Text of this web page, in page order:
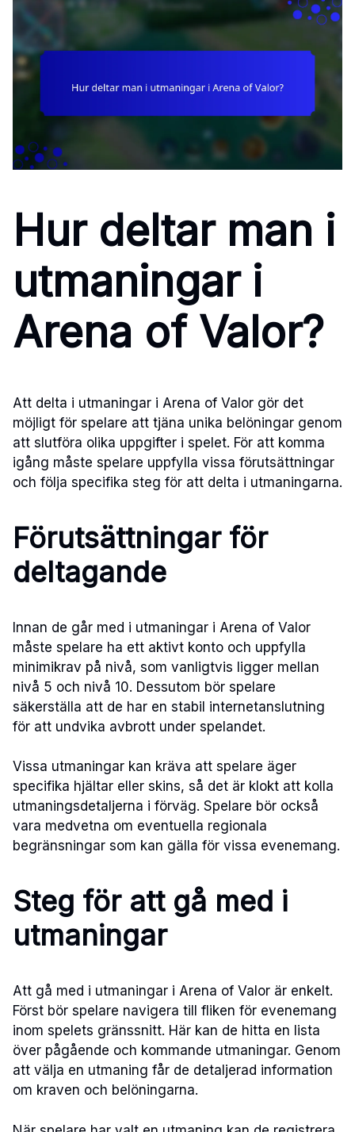
Hur deltar man i
utmaningar i
Arena of Valor?
Att delta i utmaningar i Arena of Valor gör det
möjligt för spelare att tjäna unika belöningar genom
att slutföra olika uppgifter i spelet. För att komma
igång måste spelare uppfylla vissa förutsättningar
och följa specifika steg för att delta i utmaningarna.
Förutsättningar för
deltagande
Innan de går med i utmaningar i Arena of Valor
måste spelare ha ett aktivt konto och uppfylla
minimikrav på nivå, som vanligtvis ligger mellan
nivå 5 och nivå 10. Dessutom bör spelare
säkerställa att de har en stabil internetanslutning
för att undvika avbrott under spelandet.
Vissa utmaningar kan kräva att spelare äger
specifika hjältar eller skins, så det är klokt att kolla
utmaningsdetaljerna i förväg. Spelare bör också
vara medvetna om eventuella regionala
begränsningar som kan gälla för vissa evenemang.
Steg för att gå med i
utmaningar
Att gå med i utmaningar i Arena of Valor är enkelt.
Först bör spelare navigera till fliken för evenemang
inom spelets gränssnitt. Här kan de hitta en lista
över pågående och kommande utmaningar. Genom
att välja en utmaning får de detaljerad information
om kraven och belöningarna.